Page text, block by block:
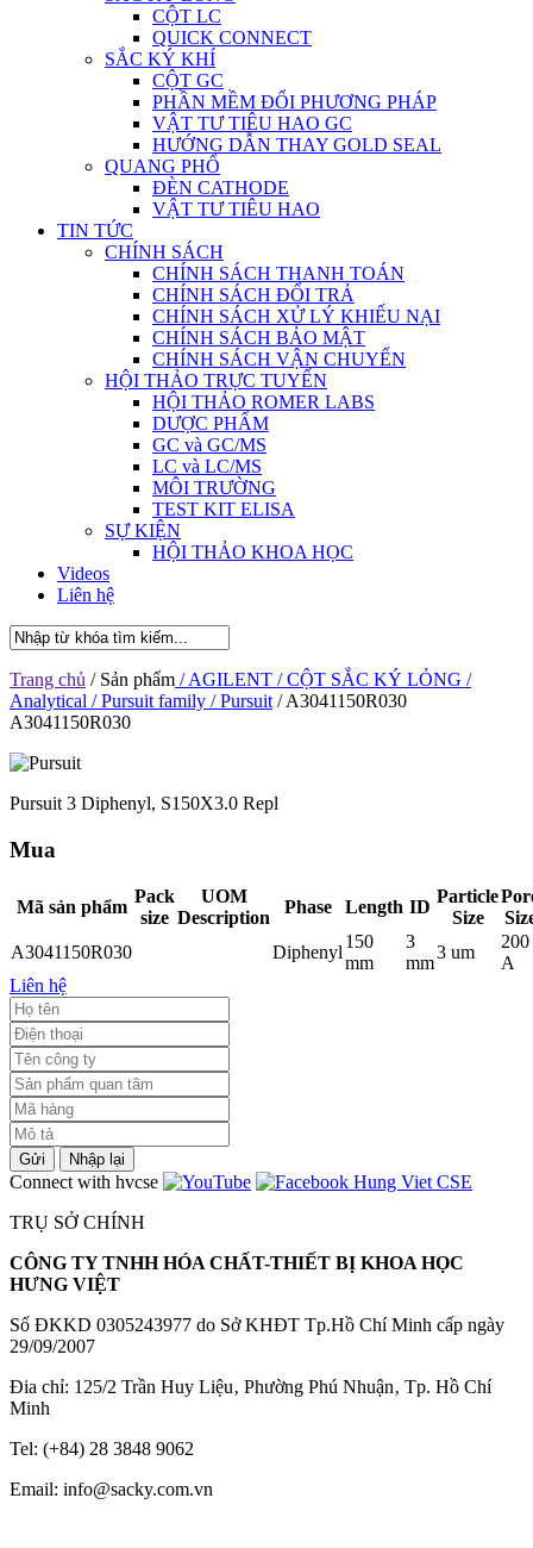
CỘT LC
QUICK CONNECT
SẮC KÝ KHÍ
CỘT GC
PHẦN MỀM ĐỔI PHƯƠNG PHÁP
VẬT TƯ TIÊU HAO GC
HƯỚNG DẪN THAY GOLD SEAL
QUANG PHỔ
ĐÈN CATHODE
VẬT TƯ TIÊU HAO
TIN TỨC
CHÍNH SÁCH
CHÍNH SÁCH THANH TOÁN
CHÍNH SÁCH ĐỔI TRẢ
CHÍNH SÁCH XỬ LÝ KHIẾU NẠI
CHÍNH SÁCH BẢO MẬT
CHÍNH SÁCH VẬN CHUYỂN
HỘI THẢO TRỰC TUYẾN
HỘI THẢO ROMER LABS
DƯỢC PHẨM
GC và GC/MS
LC và LC/MS
MÔI TRƯỜNG
TEST KIT ELISA
SỰ KIỆN
HỘI THẢO KHOA HỌC
Videos
Liên hệ
Trang chủ / Sản phẩm / AGILENT / CỘT SẮC KÝ LỎNG /
Analytical / Pursuit family / Pursuit / A3041150R030
A3041150R030
Pursuit 3 Diphenyl, S150X3.0 Repl
Mua
Mã sản phẩm
Pack
size
UOM
Description
Phase Length ID
Particle
Size
A3041150R030
Diphenyl
150
mm
3
mm
3 um
200
A
Liên hệ
Gửi Nhập lại
Connect with hvcse
TRỤ SỞ CHÍNH
CÔNG TY TNHH HÓA CHẤT-THIẾT BỊ KHOA HỌC
HƯNG VIỆT
Số ĐKKD 0305243977 do Sở KHĐT Tp.Hồ Chí Minh cấp ngày
29/09/2007
Đia chỉ: 125/2 Trần Huy Liệu‚ Phường Phú Nhuận‚ Tp. Hồ Chí
Minh
Tel: (+84) 28 3848 9062
Email: info@sacky.com.vn